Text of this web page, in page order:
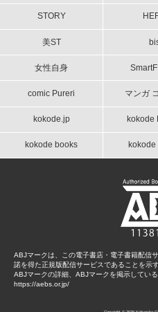
STORY
美ST
女性自身
comic Pureri マンガ
kokode.jp kokode
kokode books kokode
ABJマークは、この電子書店・電子書籍配信
諾を得た正規版配信サービスであることを示
ABJマークの詳細、ABJマークを掲示してい
https://aebs.or.jp/